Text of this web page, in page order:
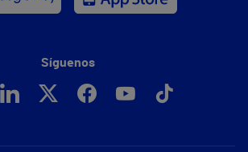
Síguenos